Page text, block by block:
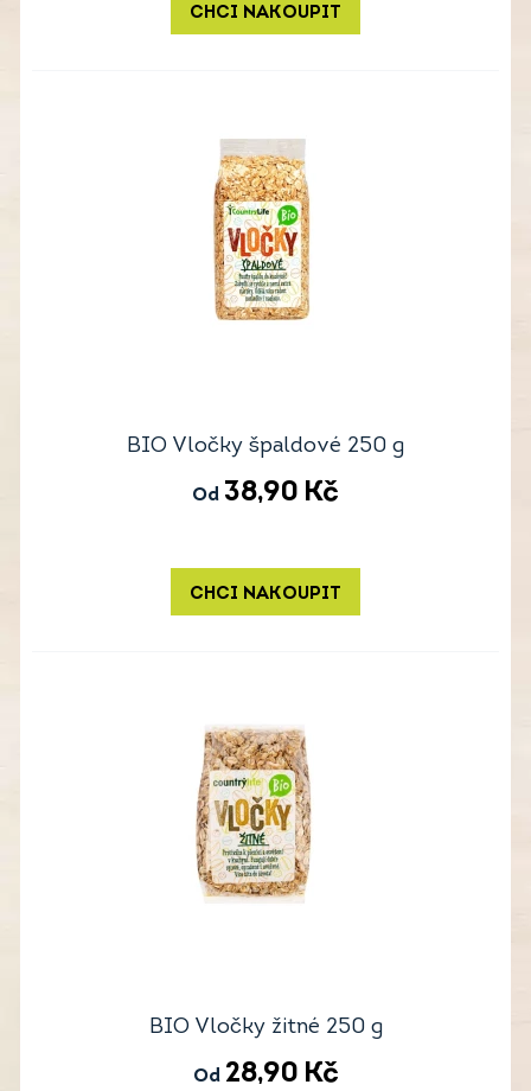
CHCI NAKOUPIT
BIO Vločky špaldové 250 g
Od 38,90 Kč
CHCI NAKOUPIT
BIO Vločky žitné 250 g
Od 28,90 Kč